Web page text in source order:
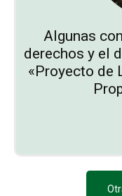
Algunas
derechos y el
«Proyecto de